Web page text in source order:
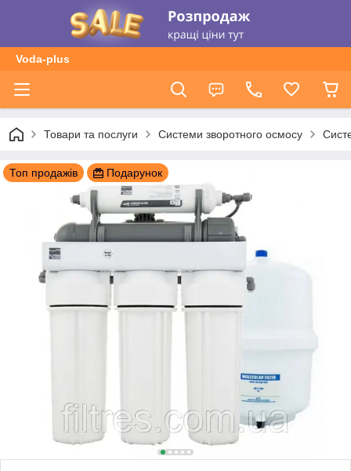
Voda-plus
Товари та послуги Системи зворотного осмосу
Топ продажів Подарунок